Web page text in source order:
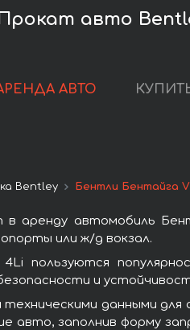
авто
АВТО
Bentley Бентли Бентайга
в аренду автомобиль
или ж/д вокзал.
пользуются
и
данными
авто, заполнив форму